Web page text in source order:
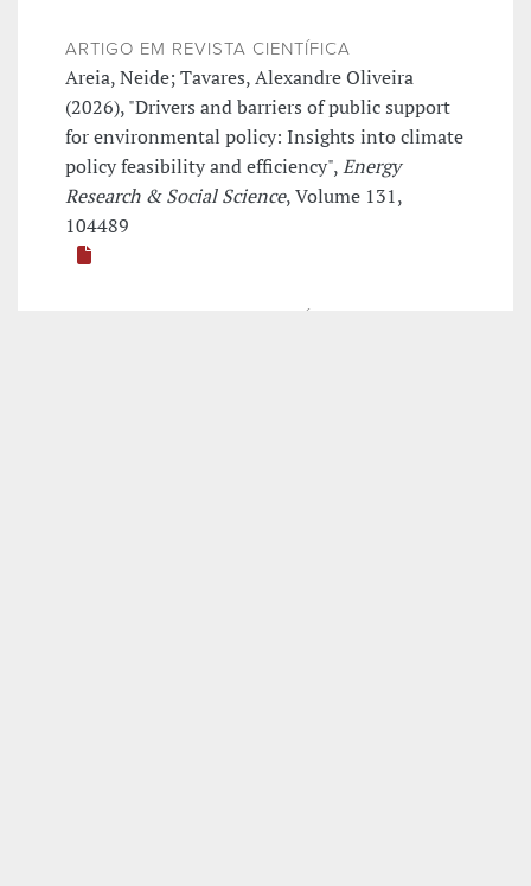
ARTIGO EM REVISTA CIENTÍFICA
Areia, Neide; Tavares, Alexandre Oliveira
(2026), "Drivers and barriers of public support
for environmental policy: Insights into climate
policy feasibility and efficiency",Energy
Research & Social Science, Volume 131,
104489
ARTIGO EM REVISTA CIENTÍFICA